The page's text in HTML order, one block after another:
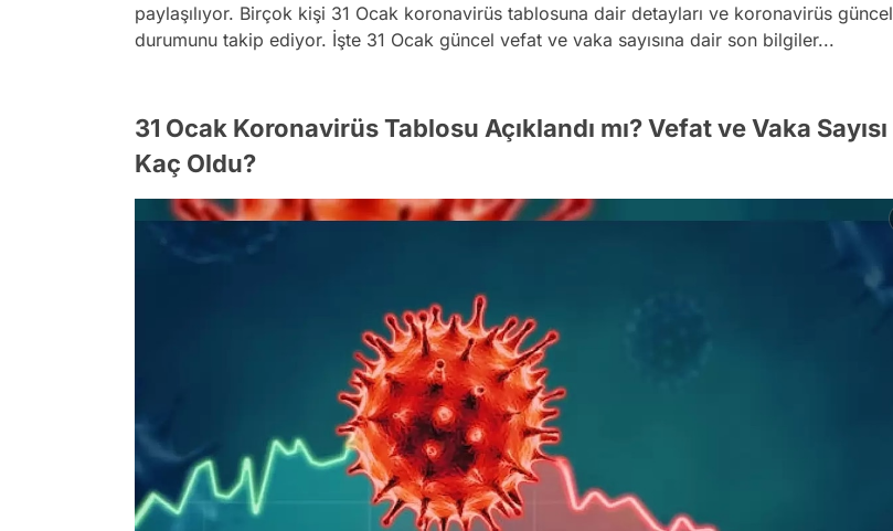
paylaşılıyor. Birçok kişi 31 Ocak koronavirüs tablosuna dair detayları ve koronavirüs güncel
durumunu takip ediyor. İşte 31 Ocak güncel vefat ve vaka sayısına dair son bilgiler...
31 Ocak Koronavirüs Tablosu Açıklandı mı? Vefat ve Vaka Sayısı
Kaç Oldu?